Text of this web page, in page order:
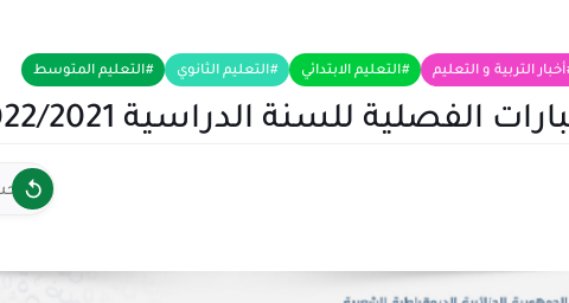
أخبار التربية و التعليم التعليم الابتدائي التعليم الثانوي التعليم المتوسط
الفصلية للسنة الدراسية 2022/2021